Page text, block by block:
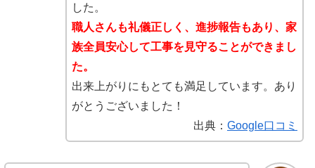
した。
職人さんも礼儀正しく、進捗報告もあり、家
族全員安心して工事を見守ることができまし
た。
出来上がりにもとても満足しています。あり
がとうございました！
出典： Google口コミ